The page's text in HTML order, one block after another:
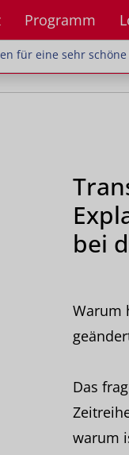
Programm
für eine sehr
eine sehr
bei
Warum
Das
warum